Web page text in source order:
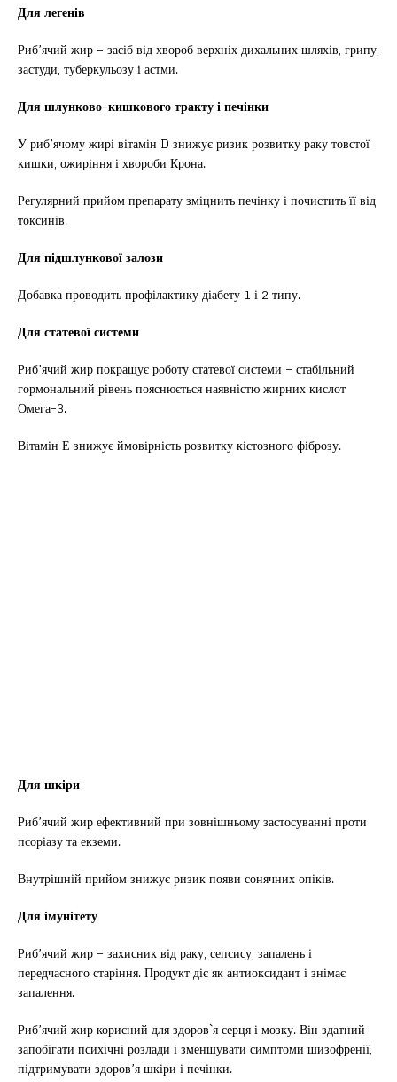
Для легенів
Риб’ячий жир – засіб від хвороб верхніх дихальних шляхів, грипу,
застуди, туберкульозу і астми.
Для шлунково-кишкового тракту і печінки
У риб’ячому жирі вітамін D знижує ризик розвитку раку товстої
кишки, ожиріння і хвороби Крона.
Регулярний прийом препарату зміцнить печінку і почистить її від
токсинів.
Для підшлункової залози
Добавка проводить профілактику діабету 1 і 2 типу.
Для статевої системи
Риб’ячий жир покращує роботу статевої системи – стабільний
гормональний рівень пояснюється наявністю жирних кислот
Омега-3.
Вітамін Е знижує ймовірність розвитку кістозного фіброзу.
Для шкіри
Риб’ячий жир ефективний при зовнішньому застосуванні проти
псоріазу та екземи.
Внутрішній прийом знижує ризик появи сонячних опіків.
Для імунітету
Риб’ячий жир – захисник від раку, сепсису, запалень і
передчасного старіння. Продукт діє як антиоксидант і знімає
запалення.
Риб’ячий жир корисний для здоров`я серця і мозку. Він здатний
запобігати психічні розлади і зменшувати симптоми шизофренії,
підтримувати здоров’я шкіри і печінки.